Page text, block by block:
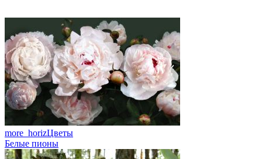
more_horizЦветы
Белые пионы